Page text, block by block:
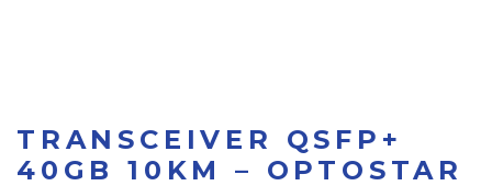
TRANSCEIVER QSFP+
40GB 10KM – OPTOSTAR